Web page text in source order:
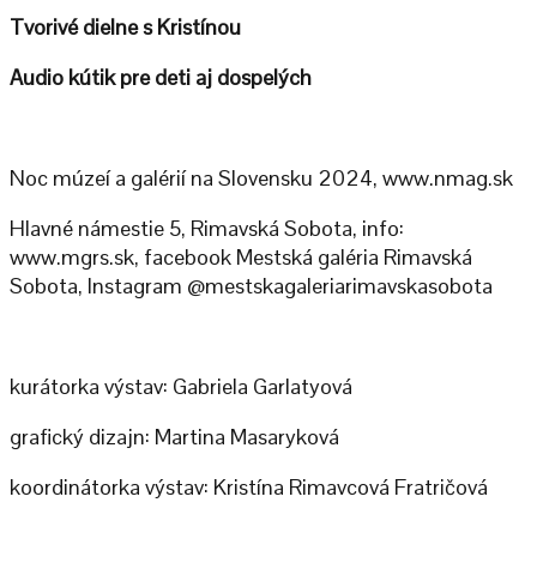
Tvorivé dielne s Kristínou
Audio kútik pre deti aj dospelých
Noc múzeí a galérií na Slovensku 2024, www.nmag.sk
Hlavné námestie 5, Rimavská Sobota, info:
www.mgrs.sk, facebook Mestská galéria Rimavská
Sobota, Instagram @mestskagaleriarimavskasobota
kurátorka výstav: Gabriela Garlatyová
grafický dizajn: Martina Masaryková
koordinátorka výstav: Kristína Rimavcová Fratričová